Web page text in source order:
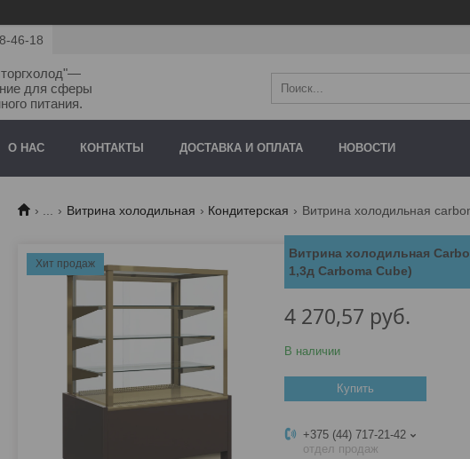
46-18
для сферы
питания.
О НАС КОНТАКТЫ ДОСТАВКА И ОПЛАТА НОВОСТИ
... Витрина холодильная Кондитерская Витрина холодильная
Хит продаж
Витрина холодильная
1,3д Carboma Cube)
4 270,57 руб.
В наличии
Купить
+375 (44) 717-21-42
отдел продаж